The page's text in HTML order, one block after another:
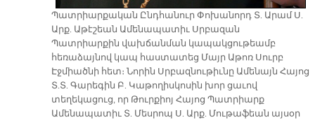
Պատրիարքական Ընդհանուր Փոխանորդ Տ. Արամ Ս.
Արք. Աթէշեան Ամենապատիւ Սրբազան
Պատրիարքին վախճանման կապակցութեամբ
հեռաձայնով կապ հաստատեց Մայր Աթոռ Սուրբ
Էջմիածնի հետ։ Նորին Սրբազնութիւնը Ամենայն Հայոց
Տ.Տ. Գարեգին Բ. Կաթողիսկոսին խոր ցաւով
տեղեկացուց, որ Թուրքիոյ Հայոց Պատրիարք
Ամենապատիւ Տ. Մեսրոպ Ս. Արք. Մութաֆեան այսօր